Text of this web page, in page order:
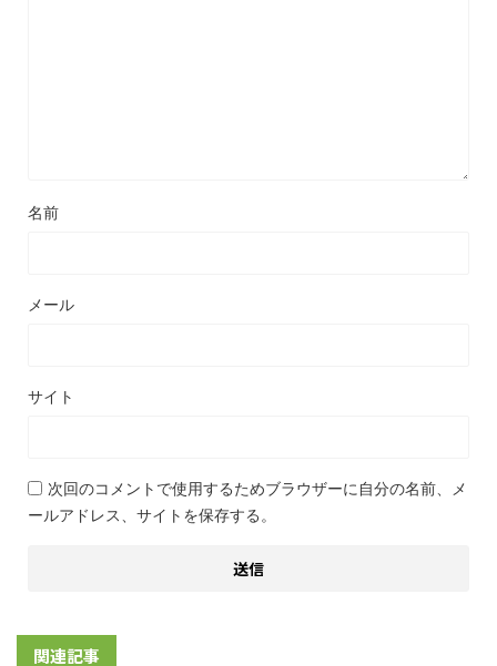
名前
メール
サイト
次回のコメントで使用するためブラウザーに自分の名前、メ
ールアドレス、サイトを保存する。
関連記事